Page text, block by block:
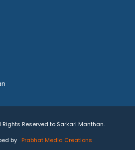
Reserved to Sarkari Manthan.
by
Prabhat Media Creations